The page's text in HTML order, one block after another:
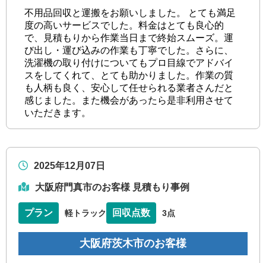
不用品回収と運搬をお願いしました。 とても満足
度の高いサービスでした。料金はとても良心的
で、見積もりから作業当日まで終始スムーズ。運
び出し・運び込みの作業も丁寧でした。さらに、
洗濯機の取り付けについてもプロ目線でアドバイ
スをしてくれて、とても助かりました。作業の質
も人柄も良く、安心して任せられる業者さんだと
感じました。また機会があったら是非利用させて
いただきます。
2025年12月07日
大阪府門真市のお客様 見積もり事例
プラン 軽トラック 回収点数 3点
大阪府茨木市のお客様